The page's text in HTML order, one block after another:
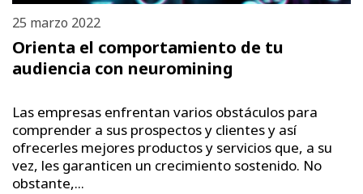
25 marzo 2022
Orienta el comportamiento de tu
audiencia con neuromining
Las empresas enfrentan varios obstáculos para
comprender a sus prospectos y clientes y así
ofrecerles mejores productos y servicios que, a su
vez, les garanticen un crecimiento sostenido. No
obstante,...